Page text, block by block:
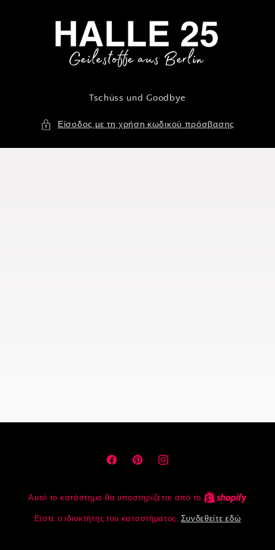
περιεχόμενο
Tschüss und Goodbye
Είσοδος με τη χρήση κωδικού πρόσβασης
FacebookPinterestInstagram
Αυτό το κατάστημα θα υποστηρίζεται από το
Είστε ο ιδιοκτήτης του καταστήματος; Συνδεθείτε εδώ